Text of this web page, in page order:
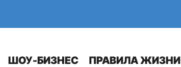
ШОУ-БИЗНЕС ПРАВИЛА ЖИЗНИ